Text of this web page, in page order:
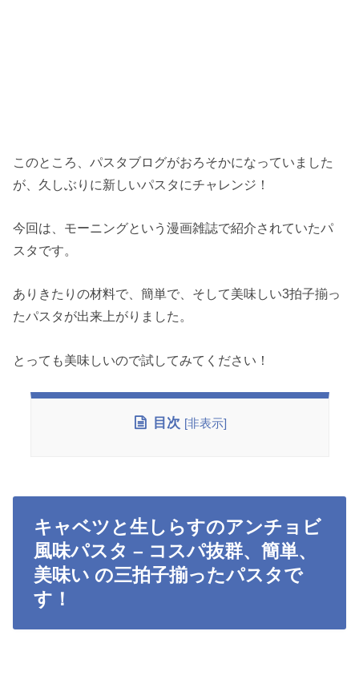
このところ、パスタブログがおろそかになっていました
が、久しぶりに新しいパスタにチャレンジ！
今回は、モーニングという漫画雑誌で紹介されていたパ
スタです。
ありきたりの材料で、簡単で、そして美味しい3拍子揃っ
たパスタが出来上がりました。
とっても美味しいので試してみてください！
目次 [非表示]
キャベツと生しらすのアンチョビ
風味パスタ – コスパ抜群、簡単、
美味い の三拍子揃ったパスタで
す！